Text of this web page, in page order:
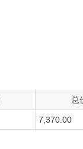
总
7,370.00